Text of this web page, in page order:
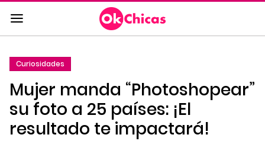
Saltar
al
contenido
a
la
navegación
principal
Curiosidades
Mujer manda “Photoshopear”
su foto a 25 países: ¡El
resultado te impactará!